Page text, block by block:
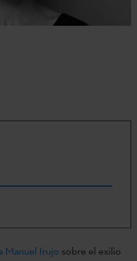
Manuel Irujo sobre el exilio